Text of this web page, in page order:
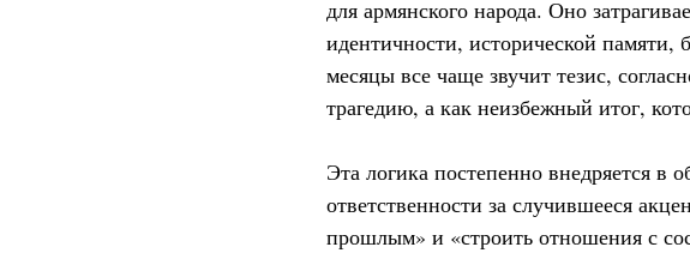
для армянского народа. Оно
идентичности, исторической памяти,
месяцы все чаще звучит тезис,
трагедию, а как неизбежный итог,
Эта логика постепенно внедряется в
ответственности за случившееся
прошлым» и «строить отношения с